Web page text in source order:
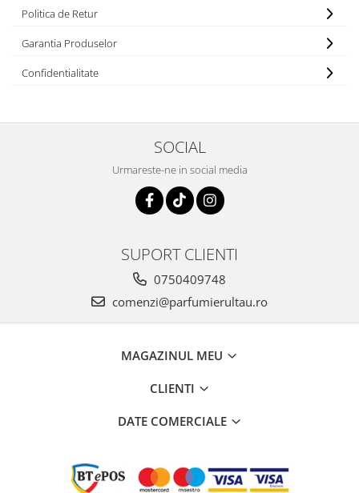
Condimente
Coniac
Politica de Retur
Garantia Produselor
Confidentialitate
SOCIAL
Urmareste-ne in social media
SUPORT CLIENTI
0750409748
comenzi@parfumierultau.ro
MAGAZINUL MEU
CLIENTI
DATE COMERCIALE